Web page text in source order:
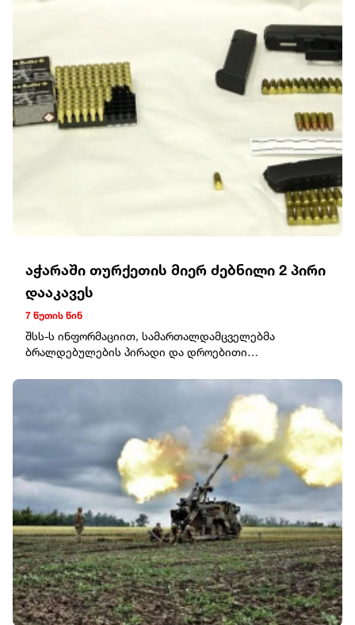
აჭარაში თურქეთის მიერ ძებნილი 2 პირი
დააკავეს
7 წუთის წინ
შსს-ს ინფორმაციით, სამართალდამცველებმა
ბრალდებულების პირადი და დროებითი
ამოიღეს ცეცხლსასროლი იარაღი და საბრძოლო
მასალა, მათ შორის: 2 პისტოლეტი, სამი მჭიდი და 129
ვაზნა. დგინდება, რომ ორივე დაკავებული სხვადასხვა
მძიმე დანაშაულისთვის იძებნებოდა.გამოძიება
სისხლის სამართლის კოდექსის 236-ე და 344-ე
მუხლებით მიმდინარეობს, რაც თავისუფლების 11
წლამდე აღკვეთას ითვალისწინებს.